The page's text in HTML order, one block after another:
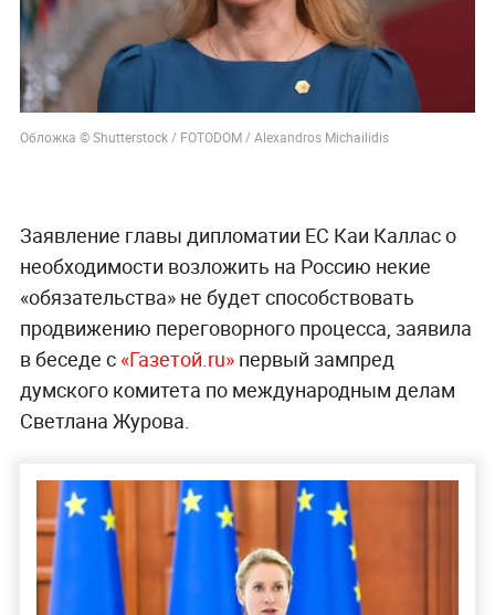
Обложка © Shutterstock / FOTODOM / Alexandros Michailidis
Заявление главы дипломатии ЕС Каи Каллас о
необходимости возложить на Россию некие
«обязательства» не будет способствовать
продвижению переговорного процесса, заявила
в беседе с «Газетой.ru»первый зампред
думского комитета по международным делам
Светлана Журова.